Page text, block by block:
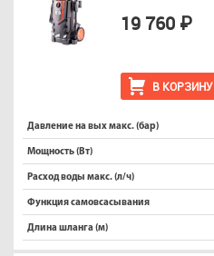
В КОРЗИНУ
19 760 ₽
Давление на вых макс. (бар)
Мощность (Вт)
Расход воды макс. (л/ч)
Функция самовсасывания
Длина шланга (м)